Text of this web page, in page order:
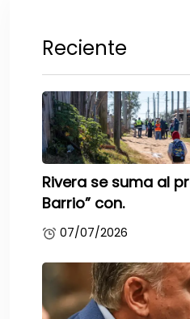
Reciente
Rivera se suma al
Barrio” con.
07/07/2026